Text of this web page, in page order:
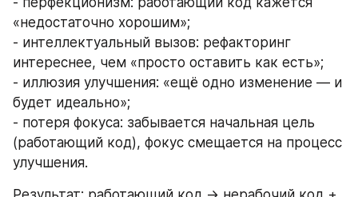
«недостаточно хорошим»;
- интеллектуальный вызов: рефакторинг
интереснее, чем «просто оставить как есть»;
- иллюзия улучшения: «ещё одно изменение — и
будет идеально»;
- потеря фокуса: забывается начальная цель
(работающий код), фокус смещается на процесс
улучшения.